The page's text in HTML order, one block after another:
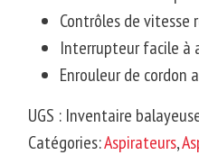
Contrôles de vitesse
Interrupteur facile à
Enrouleur de cordon
UGS : Inventaire
Catégories:Aspirateurs,